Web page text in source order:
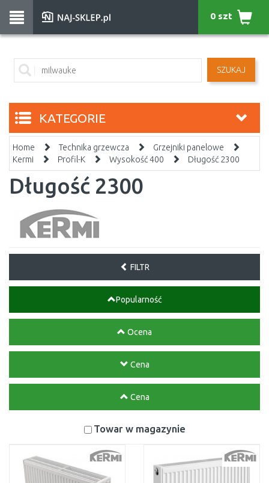
SZUKAJ
0 szt
KATEGORIE
Home Technika grzewcza
Grzejniki panelowe
Kermi
Profil-K Wysokość 400 Długość 2300
Długość 2300
FILTR
Popularność
Ocena
Cena
Cena
Towar w magazynie